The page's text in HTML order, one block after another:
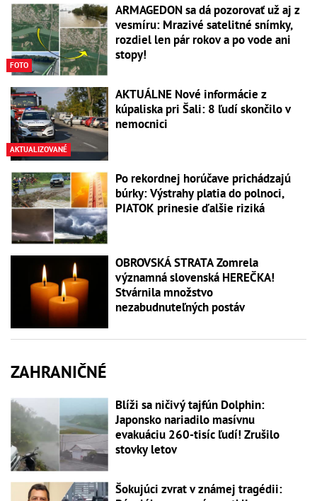
FOTO
ARMAGEDON sa dá pozorovať už aj z
vesmíru: Mrazivé satelitné snímky,
rozdiel len pár rokov a po vode ani
stopy!
AKTUALIZOVANÉ
AKTUÁLNE Nové informácie z
kúpaliska pri Šali: 8 ľudí skončilo v
nemocnici
Po rekordnej horúčave prichádzajú
búrky: Výstrahy platia do polnoci,
PIATOK prinesie ďalšie riziká
OBROVSKÁ STRATA Zomrela
významná slovenská HEREČKA!
Stvárnila množstvo
nezabudnuteľných postáv
ZAHRANIČNÉ
Blíži sa ničivý tajfún Dolphin:
Japonsko nariadilo masívnu
evakuáciu 260-tisíc ľudí! Zrušilo
stovky letov
Šokujúci zvrat v známej tragédii: